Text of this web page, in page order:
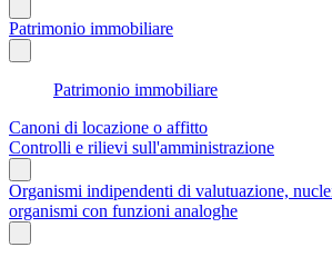
Patrimonio immobiliare
Patrimonio immobiliare
Canoni di locazione o affitto
Controlli e rilievi sull'amministrazione
Organismi indipendenti di valutuazione,
organismi con funzioni analoghe